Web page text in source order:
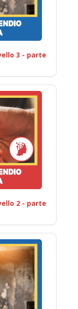
3 - parte
2 - parte